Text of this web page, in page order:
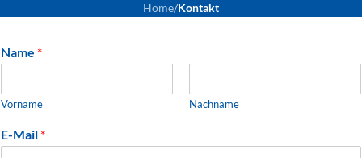
Home/Kontakt
Name *
Vorname Nachname
E-Mail *